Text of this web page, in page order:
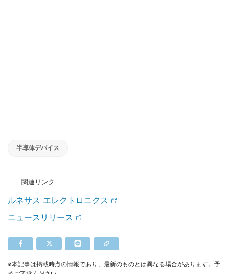
半導体デバイス
関連リンク
ルネサス エレクトロニクス
ニュースリリース
※本記事は掲載時点の情報であり、最新のものとは異なる場合があります。予